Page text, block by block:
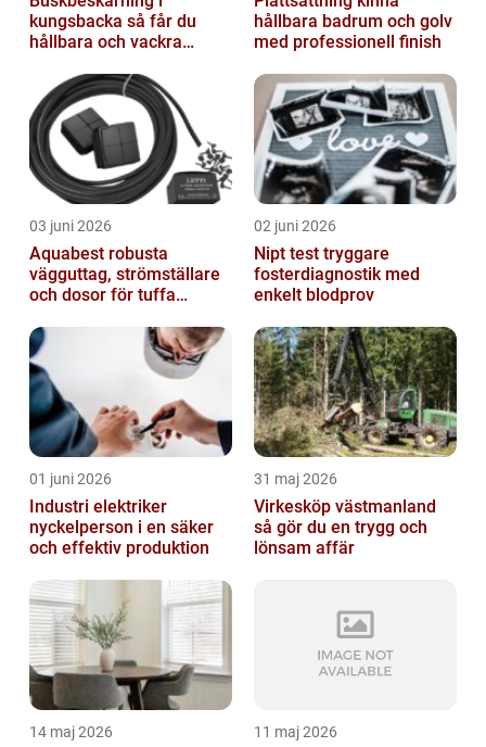
kungsbacka så får du
hållbara och vackra
hållbara badrum och golv
med professionell finish
03 juni 2026
Aquabest robusta
vägguttag, strömställare
och dosor för tuffa
02 juni 2026
Nipt test tryggare
fosterdiagnostik med
enkelt blodprov
01 juni 2026
Industri elektriker
nyckelperson i en säker
och effektiv produktion
31 maj 2026
Virkesköp västmanland
så gör du en trygg och
lönsam affär
14 maj 2026 11 maj 2026